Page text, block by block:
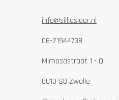
info@silliesleer.nl
06-21944738
Mimosastraat 1 - Q
8013 SB Zwolle